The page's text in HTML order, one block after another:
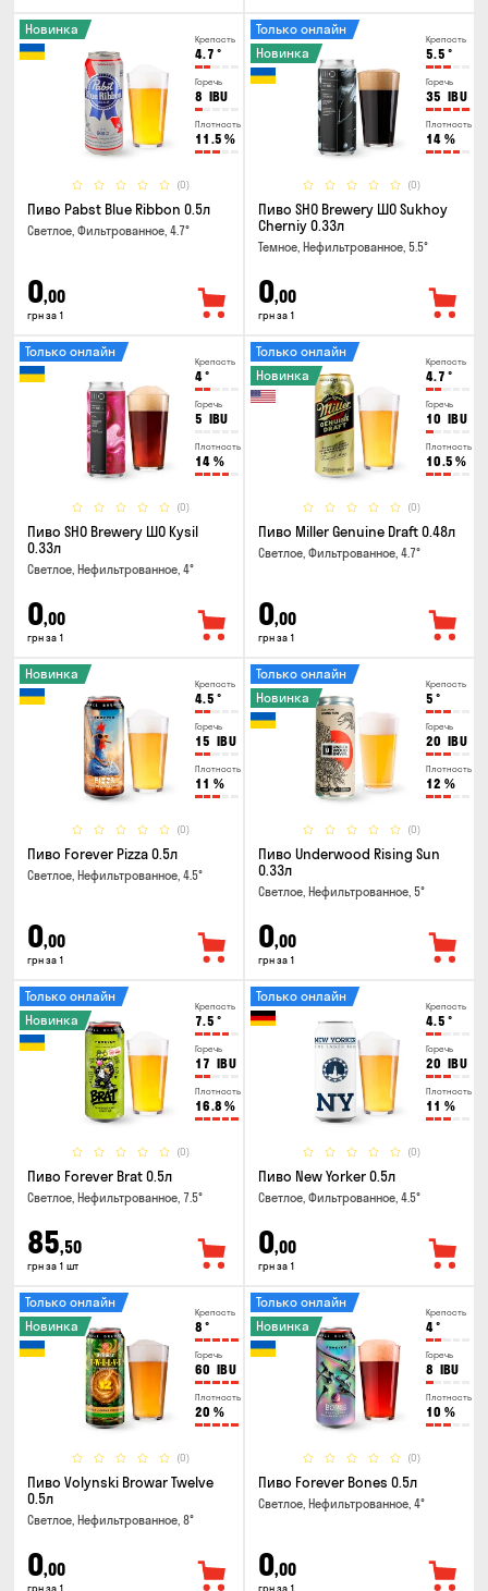
Крепость
4.7 °
Горечь
8 IBU
Плотность
11.5 %
(0)
Новинка
Пиво Pabst Blue Ribbon 0.5л
Светлое, Фильтрованное, 4.7°
0,00
грн за 1
Крепость
5.5 °
Горечь
35 IBU
Плотность
14 %
(0)
Только онлайн
Новинка
Пиво SHO Brewery ШО Sukhoy
Cherniy 0.33л
Темное, Нефильтрованное, 5.5°
0,00
грн за 1
Крепость
4°
Горечь
5 IBU
Плотность
14 %
(0)
Только онлайн
Пиво SHO Brewery ШО Kysil
0.33л
Светлое, Нефильтрованное, 4°
0,00
грн за 1
Крепость
4.7 °
Горечь
10 IBU
Плотность
10.5 %
(0)
Только онлайн
Новинка
Пиво Miller Genuine Draft 0.48л
Светлое, Фильтрованное, 4.7°
0,00
грн за 1
Крепость
4.5 °
Горечь
15 IBU
Плотность
11 %
(0)
Новинка
Пиво Forever Pizza 0.5л
Светлое, Нефильтрованное, 4.5°
0,00
грн за 1
Крепость
5 °
Горечь
20 IBU
Плотность
12 %
(0)
Только онлайн
Новинка
Пиво Underwood Rising Sun
0.33л
Светлое, Нефильтрованное, 5°
0,00
грн за 1
Крепость
7.5 °
Горечь
17 IBU
Плотность
16.8 %
(0)
Только онлайн
Новинка
Пиво Forever Brat 0.5л
Светлое, Нефильтрованное, 7.5°
85,50
грн за 1 шт
Крепость
4.5 °
Горечь
20 IBU
Плотность
11 %
(0)
Только онлайн
Пиво New Yorker 0.5л
Светлое, Фильтрованное, 4.5°
0,00
грн за 1
Крепость
8 °
Горечь
60 IBU
Плотность
20 %
(0)
Только онлайн
Новинка
Пиво Volynski Browar Twelve
0.5л
Светлое, Нефильтрованное, 8°
0,00
грн за 1
Крепость
4°
Горечь
8 IBU
Плотность
10 %
(0)
Только онлайн
Новинка
Пиво Forever Bones 0.5л
Светлое, Нефильтрованное, 4°
0,00
грн за 1